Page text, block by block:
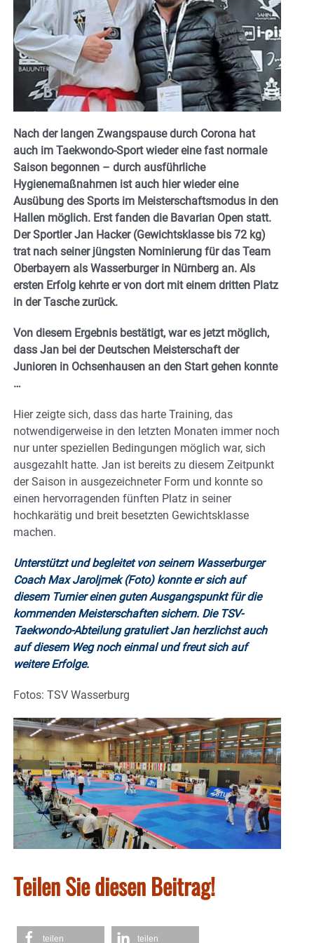
Nach der langen Zwangspause durch Corona hat
auch im Taekwondo-Sport wieder eine fast normale
Saison begonnen – durch ausführliche
Hygienemaßnahmen ist auch hier wieder eine
Ausübung des Sports im Meisterschaftsmodus in den
Hallen möglich. Erst fanden die Bavarian Open statt.
Der Sportler Jan Hacker (Gewichtsklasse bis 72 kg)
trat nach seiner jüngsten Nominierung für das Team
Oberbayern als Wasserburger in Nürnberg an. Als
ersten Erfolg kehrte er von dort mit einem dritten Platz
in der Tasche zurück.
Von diesem Ergebnis bestätigt, war es jetzt möglich,
dass Jan bei der Deutschen Meisterschaft der
Junioren in Ochsenhausen an den Start gehen konnte
…
Hier zeigte sich, dass das harte Training, das
notwendigerweise in den letzten Monaten immer noch
nur unter speziellen Bedingungen möglich war, sich
ausgezahlt hatte. Jan ist bereits zu diesem Zeitpunkt
der Saison in ausgezeichneter Form und konnte so
einen hervorragenden fünften Platz in seiner
hochkarätig und breit besetzten Gewichtsklasse
machen.
Unterstützt und begleitet von seinem Wasserburger
Coach Max Jaroljmek (Foto) konnte er sich auf
diesem Turnier einen guten Ausgangspunkt für die
kommenden Meisterschaften sichern. Die TSV-
Taekwondo-Abteilung gratuliert Jan herzlichst auch
auf diesem Weg noch einmal und freut sich auf
weitere Erfolge.
Fotos: TSV Wasserburg
Teilen Sie diesen Beitrag!
teilen teilen